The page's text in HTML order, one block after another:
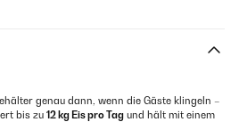
genau dann, wenn die Gäste klingeln –
bis zu 12 kg Eis pro Tag und hält mit einem